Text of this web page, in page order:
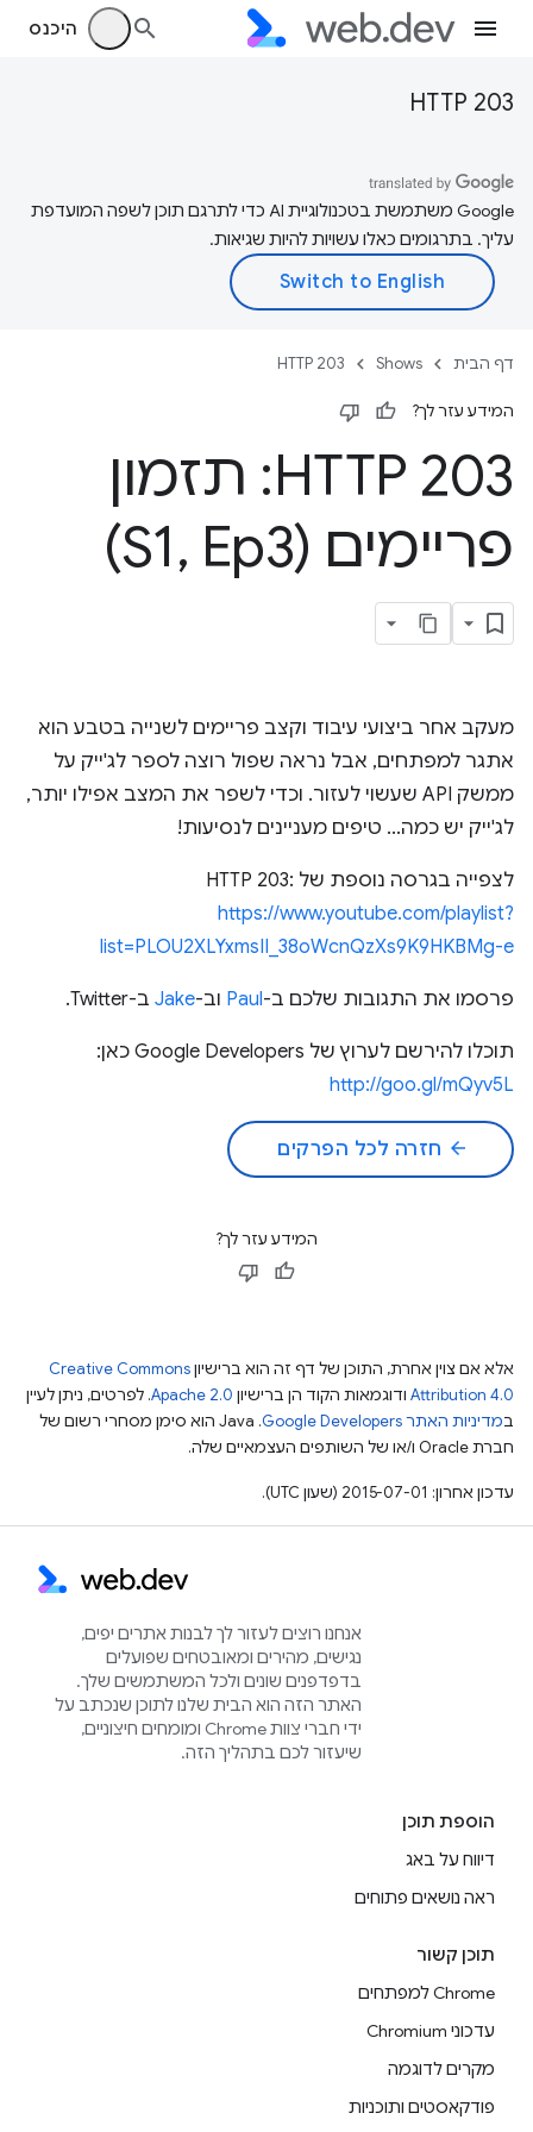
היכנס
HTTP 203
‫Google משתמשת בטכנולוגיית AI כדי לתרגם תוכן לשפה המועדפת
עליך. בתרגומים כאלו עשויות להיות שגיאות.
דף הבית Shows
HTTP 203
המידע עזר לך?
HTTP 203: תזמון
פריימים (S1
, Ep3)
מעקב אחר ביצועי עיבוד וקצב פריימים לשנייה בטבע הוא
אתגר למפתחים, אבל נראה שפול רוצה לספר לג'ייק על
ממשק API שעשוי לעזור. וכדי לשפר את המצב אפילו יותר,
לג'ייק יש כמה... טיפים מעניינים לנסיעות!
לצפייה בגרסה נוספת של HTTP 203:
https://www.youtube.com/playlist?
list=PLOU2XLYxmsII_38oWcnQzXs9K9HKBMg-e
פרסמו את התגובות שלכם ב-Paul וב-Jake ב-Twitter.
תוכלו להירשם לערוץ של Google Developers כאן:
http://goo.gl/mQyv5L
arrow_back חזרה לכל הפרקים
המידע עזר לך?
אלא אם צוין אחרת, התוכן של דף זה הוא ברישיוןCreative Commons
Attribution 4.0 ודוגמאות הקוד הן ברישיון Apache 2.0. לפרטים, ניתן לעיין
במדיניות האתר Google Developers‏
.‏ Java הוא סימן מסחרי רשום של
חברת Oracle ו/או של השותפים העצמאיים שלה.
עדכון אחרון: 2015-07-01 (שעון UTC).
אנחנו רוצים לעזור לך לבנות אתרים יפים,
נגישים, מהירים ומאובטחים שפועלים
בדפדפנים שונים ולכל המשתמשים שלך.
האתר הזה הוא הבית שלנו לתוכן שנכתב על
ידי חברי צוות Chrome ומומחים חיצוניים,
שיעזור לכם בתהליך הזה.
הוספת תוכן
דיווח על באג
ראה נושאים פתוחים
תוכן קשור
Chrome למפתחים
עדכוני Chromium
מקרים לדוגמה
פודקאסטים ותוכניות